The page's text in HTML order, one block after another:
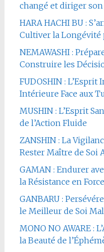
changé et diriger
HARA HACHI BU :
Cultiver la Longévité
NEMAWASHI :
Construire les
FUDOSHIN :
Intérieure Face aux
MUSHIN : L’Esprit
de l’Action Fluide
ZANSHIN : La
Rester Maître de Soi
GAMAN : Endurer
la Résistance en
GANBARU :
le Meilleur de Soi
MONO NO AWARE :
la Beauté de